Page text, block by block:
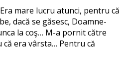
mare lucru atunci, pentru că
dacă se găsesc, Doamne-
la coş… M-a pornit către
era vârsta… Pentru că